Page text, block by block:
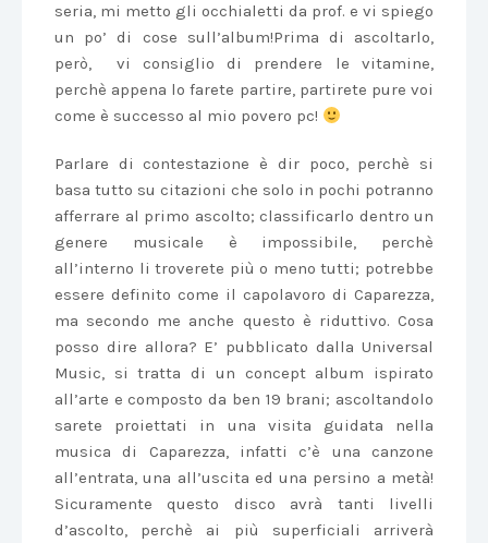
seria, mi metto gli occhialetti da prof. e vi spiego
un po’ di cose sull’album!Prima di ascoltarlo,
però, vi consiglio di prendere le vitamine,
perchè appena lo farete partire, partirete pure voi
come è successo al mio povero pc!
Parlare di contestazione è dir poco, perchè si
basa tutto su citazioni che solo in pochi potranno
afferrare al primo ascolto; classificarlo dentro un
genere musicale è impossibile, perchè
all’interno li troverete più o meno tutti; potrebbe
essere definito come il capolavoro di Caparezza,
ma secondo me anche questo è riduttivo. Cosa
posso dire allora? E’ pubblicato dalla Universal
Music, si tratta di un concept album ispirato
all’arte e composto da ben 19 brani; ascoltandolo
sarete proiettati in una visita guidata nella
musica di Caparezza, infatti c’è una canzone
all’entrata, una all’uscita ed una persino a metà!
Sicuramente questo disco avrà tanti livelli
d’ascolto, perchè ai più superficiali arriverà